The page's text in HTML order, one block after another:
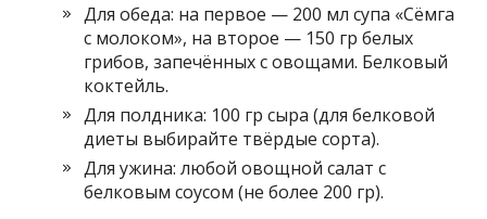
Для обеда: на первое — 200 мл супа «Сёмга
с молоком», на второе — 150 гр белых
грибов, запечённых с овощами. Белковый
коктейль.
Для полдника: 100 гр сыра (для белковой
диеты выбирайте твёрдые сорта).
Для ужина: любой овощной салат с
белковым соусом (не более 200 гр).